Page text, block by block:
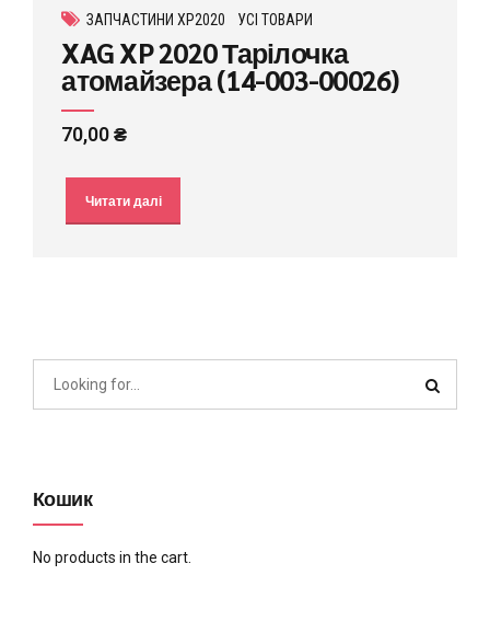
ЗАПЧАСТИНИ XP2020 УСІ ТОВАРИ
XAG XP 2020 Тарілочка
атомайзера (14-003-00026)
70,00₴
Читати далі
Кошик
No products in the cart.